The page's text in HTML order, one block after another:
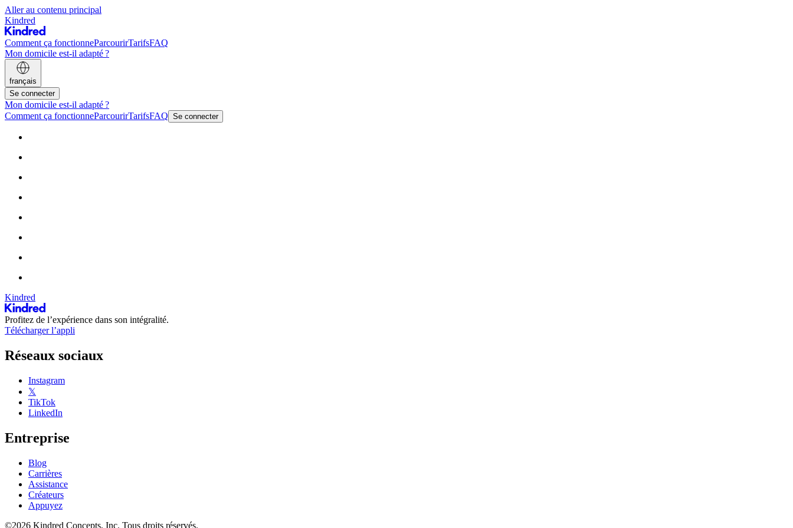
Aller au contenu principal
Kindred
Comment ça fonctionneParcourirTarifsFAQ
Mon domicile est-il adapté ?
français
Se connecter
Mon domicile est-il adapté ?
Comment ça fonctionneParcourirTarifsFAQ Se connecter
Kindred
Profitez de l’expérience dans son intégralité.
Télécharger l’appli
Réseaux sociaux
Instagram
𝕏
TikTok
LinkedIn
Entreprise
Blog
Carrières
Assistance
Créateurs
Appuyez
©2026 Kindred Concepts, Inc. Tous droits réservés.